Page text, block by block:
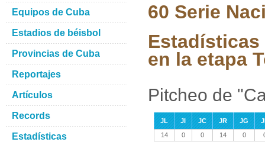
60 Serie
Estadísticas
en la etapa
Pitcheo de
JL JI JC JR JG
14
0 0 14 0
Equipos de Cuba
Estadios de béisbol
Provincias de Cuba
Reportajes
Artículos
Records
Estadísticas